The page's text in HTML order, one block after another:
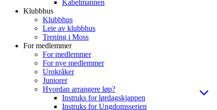
Kabelmannen
Klubbhus
Klubbhus
Leie av klubbhus
Trening i Moss
For medlemmer
For medlemmer
For nye medlemmer
Urokråker
Juniorer
Hvordan arrangere løp?
Instruks for lørdagskjappen
Instruks for Ungdomsserien